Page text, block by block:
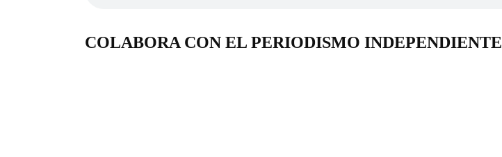
COLABORA CON EL PERIODISMO INDEPENDIENTE